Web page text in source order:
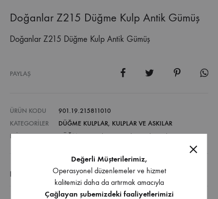
Doğanlar Z215 Düğme Kulp Antik Gümüş
Doğanlar Z215 Düğme Kulp Antik Gümüş
PAYLAŞ
ÜRÜN KODU
901.19.215811010
KATEGORILER
DÜĞME KULPLAR, KULPLAR VE ASKILAR
ETIKETLER
DÜĞME KULPLAR,KULPLAR VE ASKILAR
EK BILGI
Değerli Müşterilerimiz,
Operasyonel düzenlemeler ve hizmet
kalitemizi daha da artırmak amacıyla
Çağlayan şubemizdeki faaliyetlerimizi